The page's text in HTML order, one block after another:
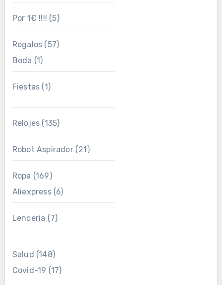
Por 1€ !!!! (5)
Regalos (57)
Boda (1)
Fiestas (1)
Relojes (135)
Robot Aspirador(21)
Ropa (169)
Aliexpress(6)
Lenceria (7)
Salud (148)
Covid-19 (17)